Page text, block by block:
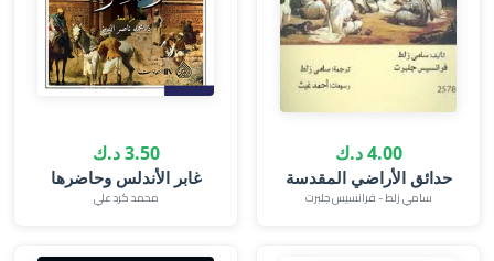
4.00 د.ك
حدائق الأراضي المقدسة
سامي زلط - فرانسيس جلبرت
3.50 د.ك
غابر الأندلس وحاضرها
محمد كرد علي